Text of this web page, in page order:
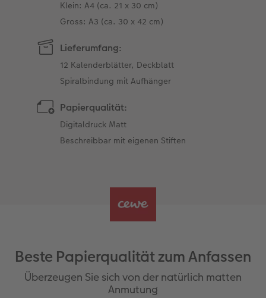
Klein: A4 (ca. 21 x 30 cm)
Gross: A3 (ca. 30 x 42 cm)
Lieferumfang:
12 Kalenderblätter, Deckblatt
Spiralbindung mit Aufhänger
Papierqualität:
Digitaldruck Matt
Beschreibbar mit eigenen Stiften
Beste Papierqualität zum Anfassen
Überzeugen Sie sich von der natürlich matten
Anmutung